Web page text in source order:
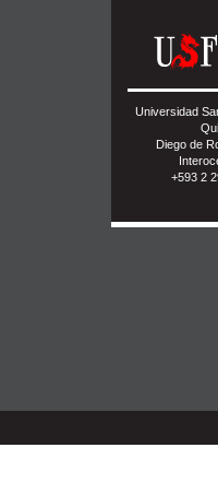
Universidad
Diego de
+593 2